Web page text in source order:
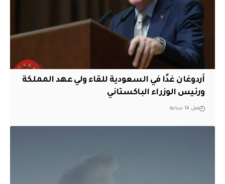
أردوغان غدًا في السعودية للقاء ولي عهد المملكة
ورئيس الوزراء الباكستاني
قبل 14 ساعة